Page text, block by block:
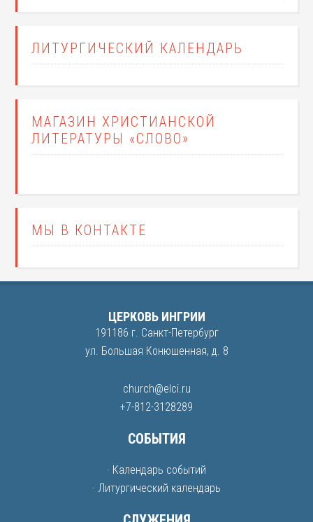
ЛИТУРГИЧЕСКИЙ КАЛЕНДАРЬ
МАГАЗИН ХРИСТИАНСКОЙ
ЛИТЕРАТУРЫ «СЛОВО»
МЫ В КОНТАКТЕ
ЦЕРКОВЬ ИНГРИИ
191186 г. Санкт-Петербург
ул. Большая Конюшенная, д. 8
church@elci.ru
+7-812-3128289
СОБЫТИЯ
· Календарь событий
· Литургический календарь